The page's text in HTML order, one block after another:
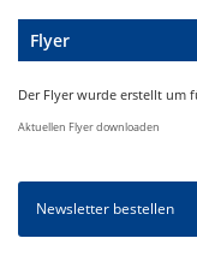
Flyer
Der Flyer wurde erstellt um
Aktuellen Flyer downloaden
Newsletter bestellen